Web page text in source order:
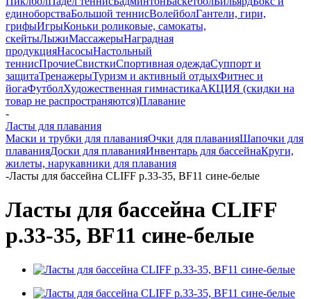
единоборстваБольшой теннисВолейболГантели, гири,
грифыИгрыКоньки роликовые, самокаты,
скейтыЛыжиМассажерыНаградная
продукцияНасосыНастольный
теннисПрочиеСвисткиСпортивная одеждаСуппорт и
защитаТренажерыТуризм и активный отдыхФитнес и
йогаФутболХудожественная гимнастикаАКЦИЯ (скидки на
товар не распространяются)Плавание
-
Ласты для плавания
Маски и трубки для плаванияОчки для плаванияШапочки для
плаванияДоски для плаванияИнвентарь для бассейнаКруги,
жилеты, нарукавники для плавания
-Ласты для бассейна CLIFF р.33-35, BF11 сине-белые
Ласты для бассейна CLIFF
р.33-35, BF11 сине-белые